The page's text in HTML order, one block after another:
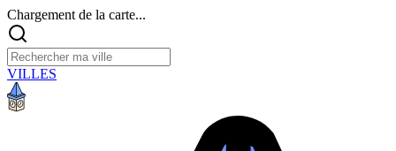
Chargement de la carte...
VILLES